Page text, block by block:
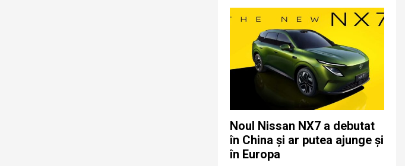
Noul Nissan NX7 a debutat
în China și ar putea ajunge și
în Europa